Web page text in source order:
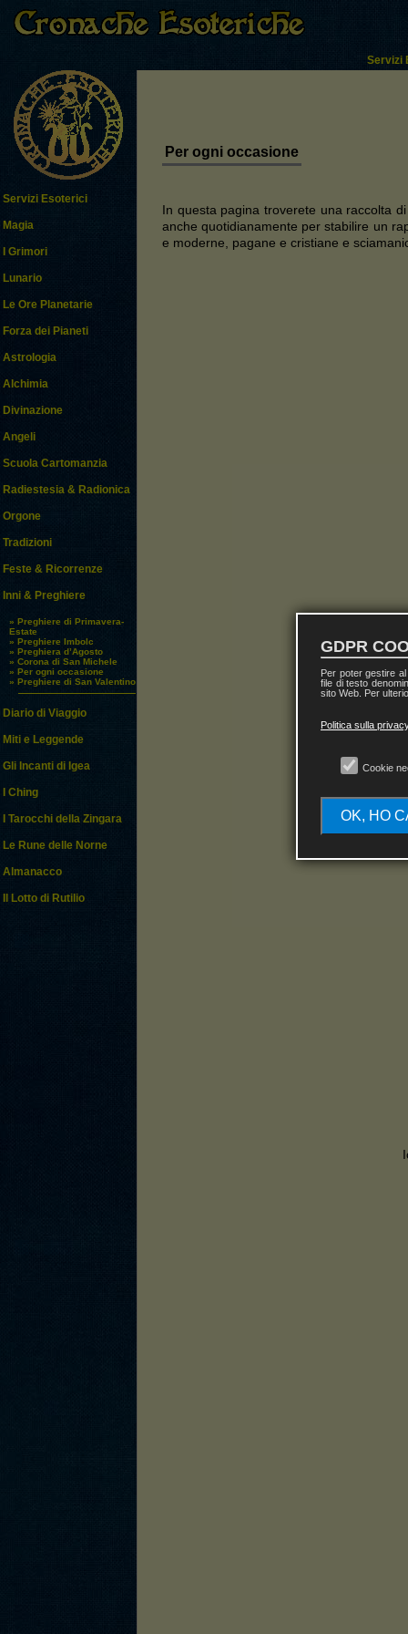
Servizi
Servizi Esoterici
Magia
I Grimori
Lunario
Le Ore Planetarie
Forza dei Pianeti
Astrologia
Alchimia
Divinazione
Angeli
Scuola Cartomanzia
Radiestesia & Radionica
Orgone
Tradizioni
Feste & Ricorrenze
Inni & Preghiere
» Preghiere di Primavera-
Estate
» Preghiere Imbolc
» Preghiera d’Agosto
» Corona di San Michele
» Per ogni occasione
» Preghiere di San Valentino
Diario di Viaggio
Miti e Leggende
Gli Incanti di Igea
I Ching
I Tarocchi della Zingara
Le Rune delle Norne
Almanacco
Il Lotto di Rutilio
Per ogni occasione
In questa pagina troverete una raccolta
anche quotidianamente per stabilire un
e moderne, pagane e cristiane e
Tratto
GDPR
Per poter gestire
file di testo
sito Web. Per
Politica sulla
Cookie
OK, HO